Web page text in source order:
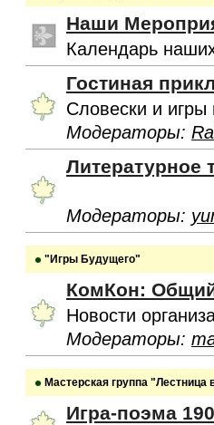
Наши
Календарь
Гостиная
Словески и
Модераторы:
Литературное
Модераторы:
"Игры Будущего"
КомКон:
Новости
Модераторы:
Мастерская группа "Лестница
Игра-поэма